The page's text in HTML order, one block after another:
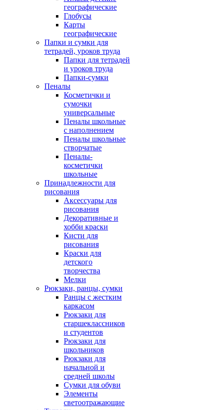
географические
Глобусы
Карты
географические
Папки и сумки для
тетрадей, уроков труда
Папки для тетрадей
и уроков труда
Папки-сумки
Пеналы
Косметички и
сумочки
универсальные
Пеналы школьные
с наполнением
Пеналы школьные
створчатые
Пеналы-
косметички
школьные
Принадлежности для
рисования
Аксессуары для
рисования
Декоративные и
хобби краски
Кисти для
рисования
Краски для
детского
творчества
Мелки
Рюкзаки, ранцы, сумки
Ранцы с жестким
каркасом
Рюкзаки для
старшеклассников
и студентов
Рюкзаки для
школьников
Рюкзаки для
начальной и
средней школы
Сумки для обуви
Элементы
светоотражающие